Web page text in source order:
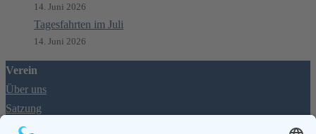
14. Juni 2026
Tagesfahrten im Juli
14. Juni 2026
Verein
Über uns
Satzung
Jugendschutzkonzept